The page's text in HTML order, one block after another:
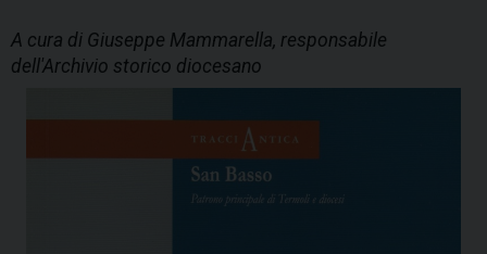
A cura di Giuseppe Mammarella, responsabile
dell'Archivio storico diocesano